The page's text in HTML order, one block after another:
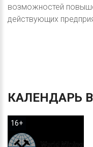
возможностей
действующих
КАЛЕНДАРЬ
16+